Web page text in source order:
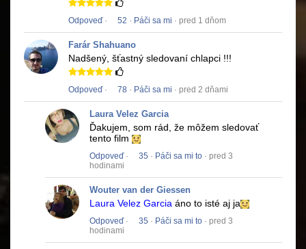
Odpoveď· 52 · Páči sa mi · pred 1 dňom
Farár Shahuano
Nadšený, šťastný sledovaní chlapci !!!
Odpoveď· 78 · Páči sa mi · pred 2 dňami
Laura Velez Garcia
Ďakujem, som rád, že môžem sledovať
tento film
Odpoveď· 35 · Páči sa mi to · pred 3
hodinami
Wouter van der Giessen
Laura Velez Garcia áno to isté aj ja
Odpoveď· 35 · Páči sa mi to · pred 3
hodinami